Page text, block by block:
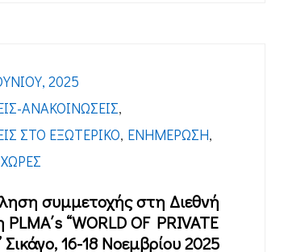
2025
ΑΝΑΚΟΙΝΏΣΕΙΣ,
ΣΤΟ ΕΞΩΤΕΡΙΚΌ, ΕΝΗΜΈΡΩΣΗ,
συμμετοχής στη Διεθνή
PLMA΄s “WORLD OF PRIVATE
Σικάγο, 16-18 Νοεμβρίου 2025